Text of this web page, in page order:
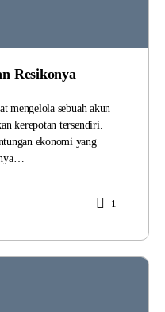
Resikonya
mengelola sebuah akun
kerepotan tersendiri.
ekonomi yang
1